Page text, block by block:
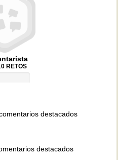
RETOS
destacados
destacados